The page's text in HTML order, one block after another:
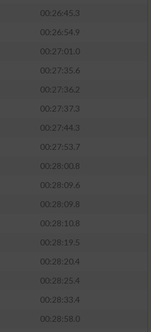
00:26:45.3
00:26:54.9
00:27:01.0
00:27:35.6
00:27:36.2
00:27:37.3
00:27:44.3
00:27:53.7
00:28:00.8
00:28:09.6
00:28:09.8
00:28:10.8
00:28:19.5
00:28:20.4
00:28:25.4
00:28:33.4
00:28:58.0